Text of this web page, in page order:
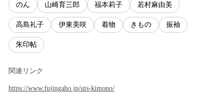
のん 山崎育三郎 福本莉⼦ 若村⿇由美
⾼島礼⼦ 伊東美咲 着物 きもの 振袖
朱印帖
関連リンク
https://www.fujingaho.jp/uts-kimono/